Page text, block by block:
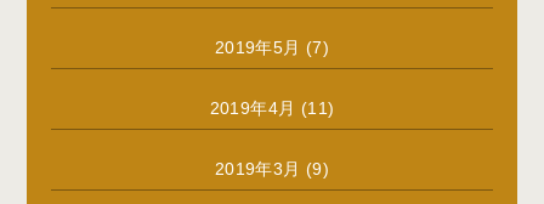
2019年5月 (7)
2019年4月 (11)
2019年3月 (9)